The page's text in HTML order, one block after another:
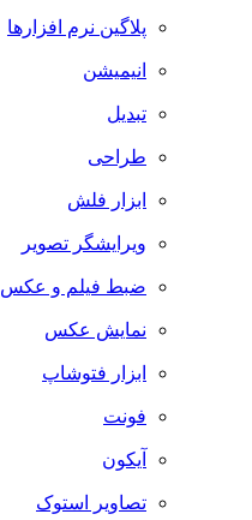
پلاگین نرم افزارها
انیمیشن
تبدیل
طراحی
ابزار فلش
ویرایشگر تصویر
ضبط فيلم و عكس
نمایش عکس
ابزار فتوشاپ
فونت
آیکون
تصاویر استوک